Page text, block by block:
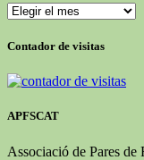
Contador de visitas
APFSCAT
Associació de Pares de